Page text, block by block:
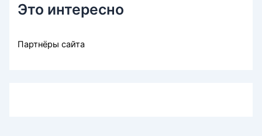
Это интересно
Партнёры сайта